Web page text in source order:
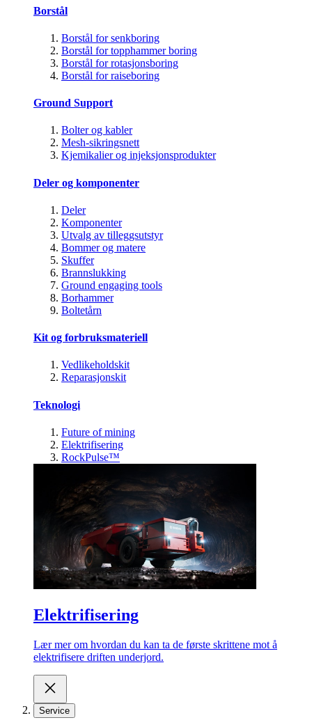
Borstål
Borstål for senkboring
Borstål for topphammer boring
Borstål for rotasjonsboring
Borstål for raiseboring
Ground Support
Bolter og kabler
Mesh-sikringsnett
Kjemikalier og injeksjonsprodukter
Deler og komponenter
Deler
Komponenter
Utvalg av tilleggsutstyr
Bommer og matere
Skuffer
Brannslukking
Ground engaging tools
Borhammer
Boltetårn
Kit og forbruksmateriell
Vedlikeholdskit
Reparasjonskit
Teknologi
Future of mining
Elektrifisering
RockPulse™
Elektrifisering
Lær mer om hvordan du kan ta de første skrittene mot å
elektrifisere driften underjord.
Service